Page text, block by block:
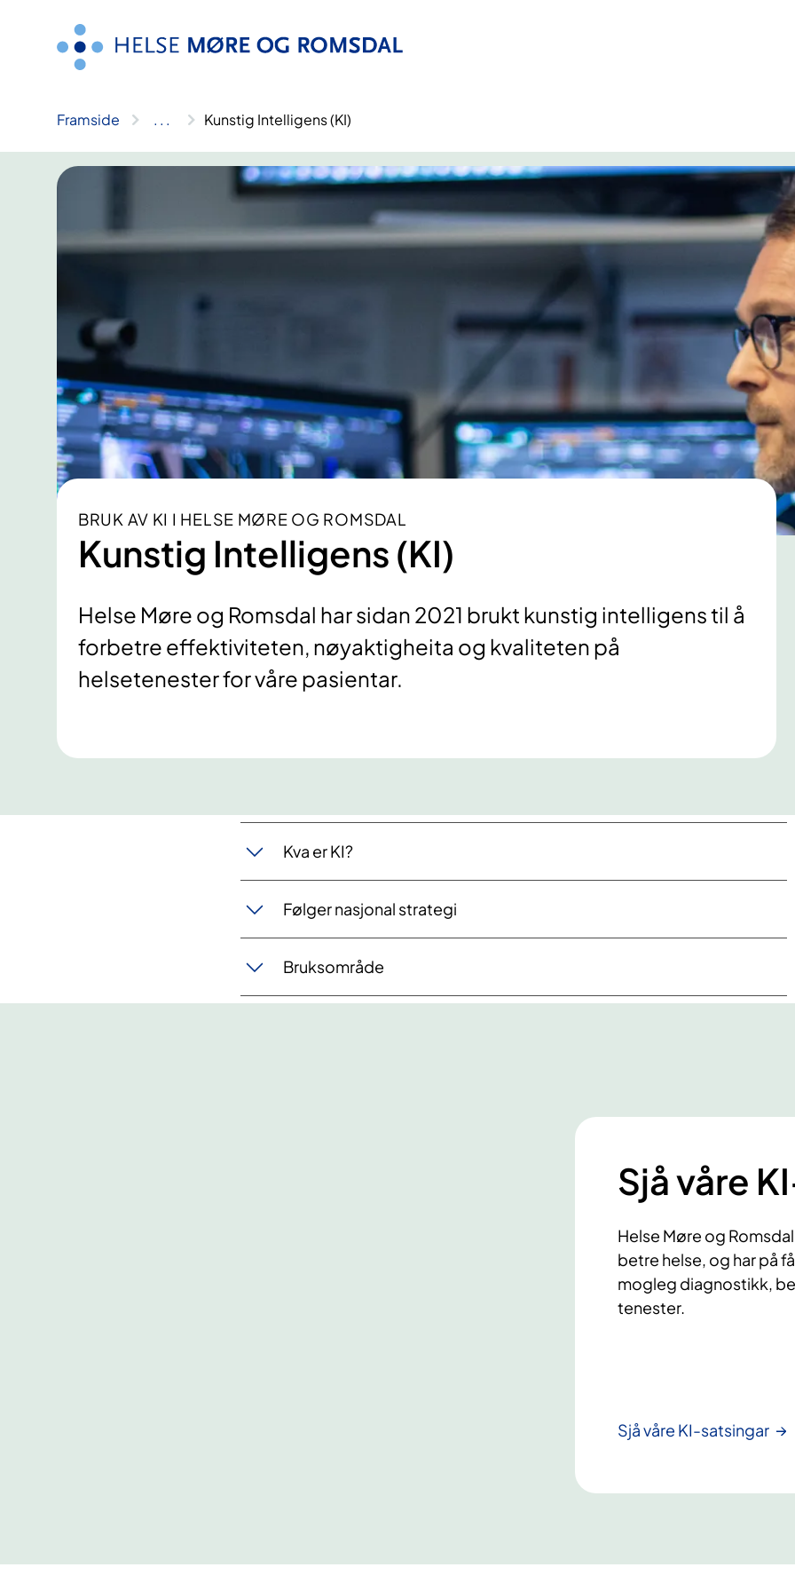
Framside .. . Kunstig Intelligens (KI)
BRUK AV KI I HELSE MØRE OG ROMSDAL
Kunstig Intelligens (KI)
Helse Møre og Romsdal har sidan 2021 brukt kunstig intelligens til å
forbetre effektiviteten, nøyaktigheita og kvaliteten på
helsetenester for våre pasientar.
Kva er KI?
Følger nasjonal strategi
Bruksområde
Sjå våre
Helse Møre og
betre helse, og har på
mogleg diagnostikk,
tenester.
Sjå våre KI-satsingar